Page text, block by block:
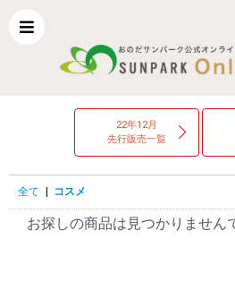
22年12月
先行販売一覧
全て | コスメ
お探しの商品は見つかりません